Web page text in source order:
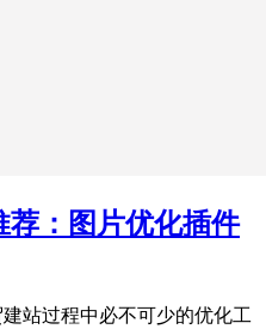
荐：图片优化插件
建站过程中必不可少的优化工